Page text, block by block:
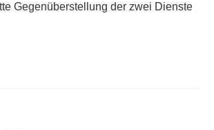
Gegenüberstellung der zwei Dienste